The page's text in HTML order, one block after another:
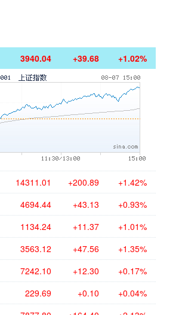
3940.04 +39.68 +1.02%
14311.01 +200.89 +1.42%
4694.44 +43.13 +0.93%
1134.24 +11.37 +1.01%
3563.12 +47.56 +1.35%
7242.10 +12.30 +0.17%
229.69 +0.10 +0.04%